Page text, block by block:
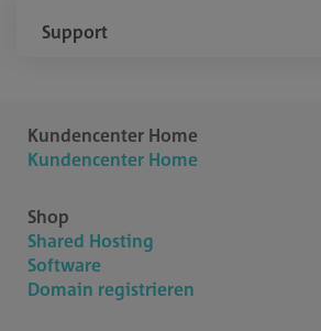
Support
Kundencenter Home
Kundencenter Home
Shop
Shared Hosting
Software
Domain registrieren